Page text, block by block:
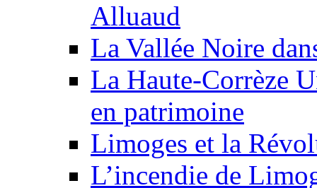
Alluaud
La Vallée Noire
La Haute-Corrèze
en patrimoine
Limoges et la
L’incendie de